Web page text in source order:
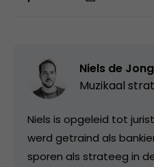
Niels de Jong
Muzikaal
Niels is opgeleid tot
werd getraind als
sporen als strateeg in